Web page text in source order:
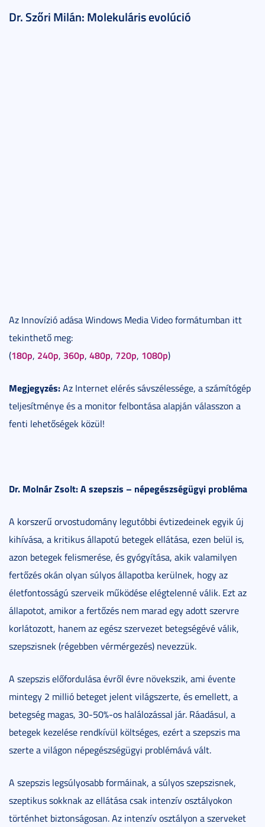
Dr. Szőri Milán: Molekuláris evolúció
Az Innovízió adása Windows Media Video formátumban itt
tekinthető meg:
(180p, 240p, 360p, 480p, 720p, 1080p)
Megjegyzés:Az Internet elérés sávszélessége, a számítógép
teljesítménye és a monitor felbontása alapján válasszon a
fenti lehetőségek közül!
Dr. Molnár Zsolt: A szepszis – népegészségügyi probléma
A korszerű orvostudomány legutóbbi évtizedeinek egyik új
kihívása, a kritikus állapotú betegek ellátása, ezen belül is,
azon betegek felismerése, és gyógyítása, akik valamilyen
fertőzés okán olyan súlyos állapotba kerülnek, hogy az
életfontosságú szerveik működése elégtelenné válik. Ezt az
állapotot, amikor a fertőzés nem marad egy adott szervre
korlátozott, hanem az egész szervezet betegségévé válik,
szepszisnek (régebben vérmérgezés) nevezzük.
A szepszis előfordulása évről évre növekszik, ami évente
mintegy 2 millió beteget jelent világszerte, és emellett, a
betegség magas, 30-50%-os halálozással jár. Ráadásul, a
betegek kezelése rendkívül költséges, ezért a szepszis ma
szerte a világon népegészségügyi problémává vált.
A szepszis legsúlyosabb formáinak, a súlyos szepszisnek,
szeptikus sokknak az ellátása csak intenzív osztályokon
történhet biztonságosan. Az intenzív osztályon a szerveket